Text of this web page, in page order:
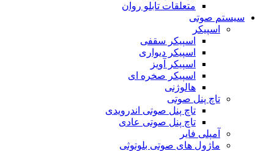
متعلقات تابلو روان
سیستم صوتی
اسپیکر
اسپیکر سقفی
اسپیکر دیواری
اسپیکر آویز
اسپیکر صخره ای
هالوژنی
تاچ پنل صوتی
تاچ پنل صوتی اندرویدی
تاچ پنل صوتی عادی
آمپلی فایر
ماژول های صوتی بلوتوثی